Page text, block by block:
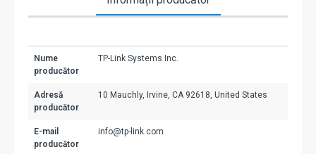
Nume
producător
TP-Link Systems Inc.
Adresă
producător
10 Mauchly, Irvine, CA 92618, United States
E-mail
producător
info@tp-link.com